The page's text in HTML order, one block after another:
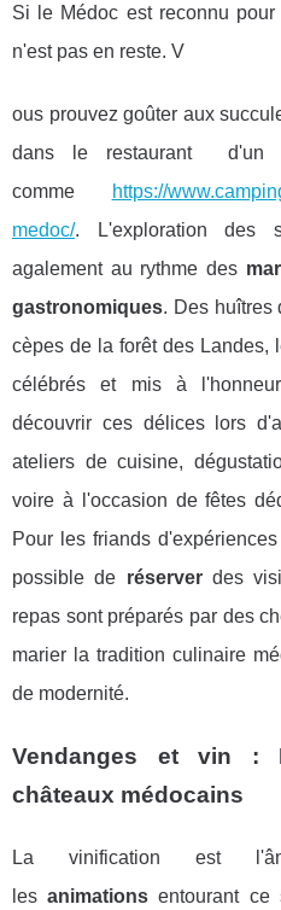
Si le Médoc est reconnu
n'est pas en reste. V
ous prouvez goûter aux
dans le restaurant d'un
comme
https://
medoc/. L'exploration des
agalement au rythme des
gastronomiques. Des huîtres
cèpes de la forêt des Landes,
célébrés et mis à
découvrir ces délices lors
ateliers de cuisine,
voire à l'occasion de fêtes
Pour les friands
possible de réserverdes
repas sont préparés par des
marier la tradition culinaire
de modernité.
Vendanges et vin :
châteaux médocains
La vinification est
lesanimations entourant ce